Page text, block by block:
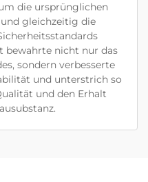
die ursprünglichen
gleichzeitig die
bewahrte nicht nur das
sondern verbesserte
und unterstrich so
und den Erhalt